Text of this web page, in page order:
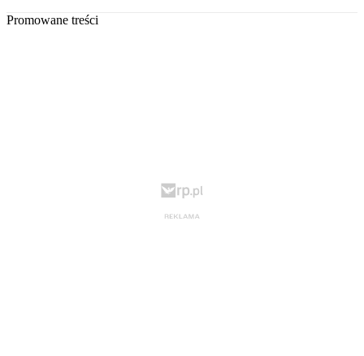
Promowane treści